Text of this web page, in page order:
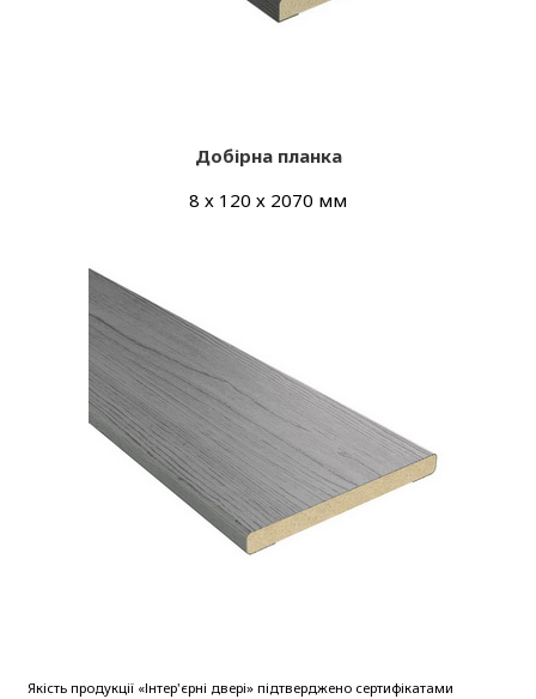
Добірна планка
8 х 120 х 2070 мм
Якість продукції «Інтер'єрні двері» підтверджено сертифікатами